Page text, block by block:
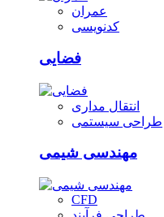
عمران
کدنویسی
فضایی
انتقال مداری
طراحی سیستمی
مهندسی شیمی
CFD